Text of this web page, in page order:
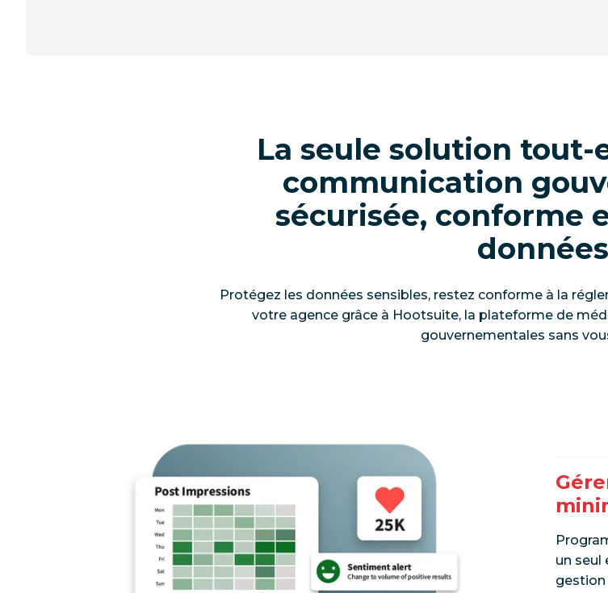
La seule solution tout-
communication
sécurisée, conforme
données
Protégez les données sensibles, restez conforme à la
votre agence grâce à Hootsuite, la plateforme de
gouvernementales sans
un seul
gestion